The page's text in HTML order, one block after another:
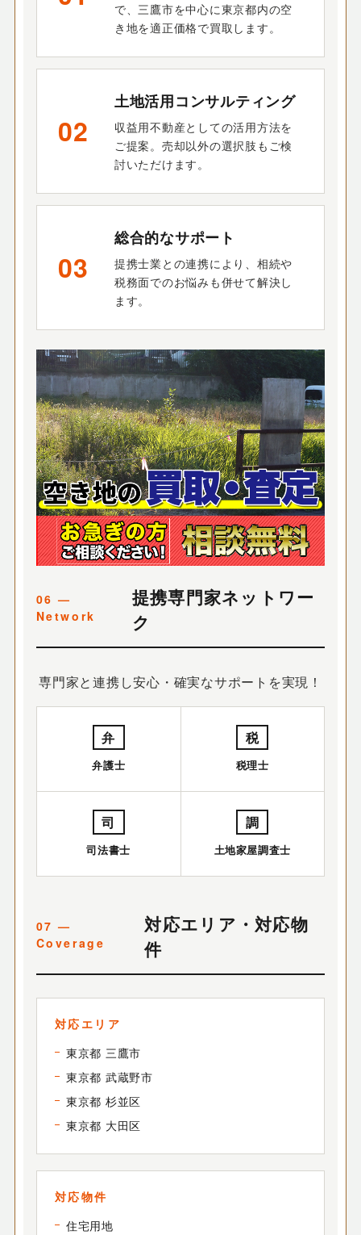
で、三鷹市を中心に東京都内の空
き地を適正価格で買取します。
02
土地活用コンサルティング
収益用不動産としての活用方法を
ご提案。売却以外の選択肢もご検
討いただけます。
03
総合的なサポート
提携士業との連携により、相続や
税務面でのお悩みも併せて解決し
ます。
提携専門家ネットワー
ク
専門家と連携し安心・確実なサポートを実現！
弁
弁護士
税
税理士
司
司法書士
調
土地家屋調査士
対応エリア・対応物
件
対応エリア
東京都 三鷹市
東京都 武蔵野市
東京都 杉並区
東京都 大田区
対応物件
住宅用地